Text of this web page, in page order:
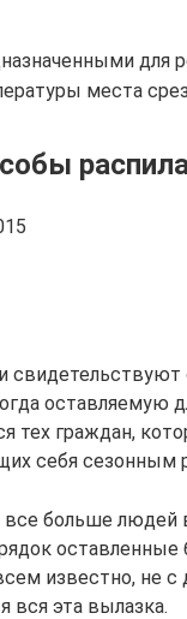
для
места
оставляемую
тех граждан,
себя сезонным
все больше
известно, не с
вся эта вылазка.